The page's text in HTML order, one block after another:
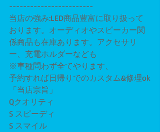
------------------------
当店の強み:LED商品豊富に取り扱って
おります。オーディオやスピーカー関
係商品も在庫あります。アクセサリ
ー、充電ホルダーなども
※車種問わず全てやります、
予約すれば日帰りでのカスタム&修理ok
「当店宗旨」
Qクオリティ
S スピーディ
S スマイル